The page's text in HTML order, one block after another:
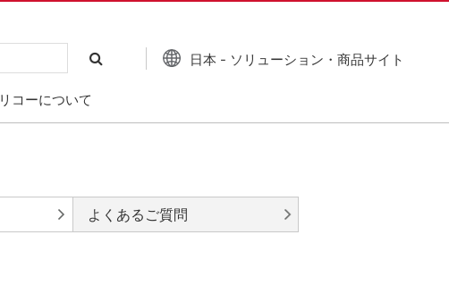
リコーについて
日本 - ソリューション・商品サイト
よくあるご質問